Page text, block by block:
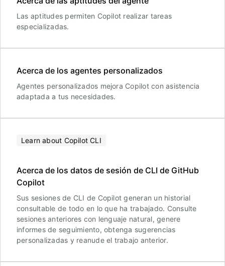
Las aptitudes permiten Copilot realizar tareas
especializadas.
Acerca de los agentes personalizados
Agentes personalizados mejora Copilot con asistencia
adaptada a tus necesidades.
Learn about Copilot CLI
Acerca de los datos de sesión de CLI de GitHub
Copilot
Sus sesiones de CLI de Copilot generan un historial
consultable de todo en lo que ha trabajado. Consulte
sesiones anteriores con lenguaje natural, genere
informes de seguimiento, obtenga sugerencias
personalizadas y reanude el trabajo anterior.